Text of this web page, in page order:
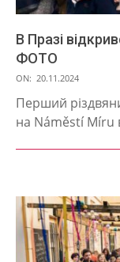
В Празі
ФОТО
2024-
11-
ON: 20.11.2024
Перший
на Náměstí Míru